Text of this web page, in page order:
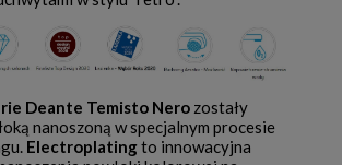
Deante Temisto Nero zostały
nanoszoną w specjalnym procesie
Electroplatingto innowacyjna